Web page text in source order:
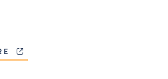
ET DE STAGE
NAUDIN